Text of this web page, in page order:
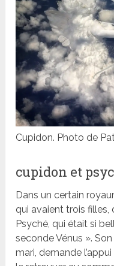
Cupidon. Photo de
cupidon et
Dans un certain
qui avaient trois filles,
Psyché, qui était si
seconde Vénus ».
mari, demande